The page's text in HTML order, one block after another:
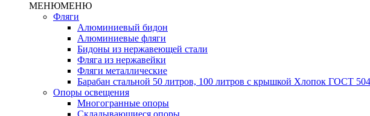
МЕНЮМЕНЮ
Фляги
Алюминиевый бидон
Алюминиевые фляги
Бидоны из нержавеющей стали
Фляга из нержавейки
Фляги металлические
Барабан стальной 50 литров, 100 литров с крышкой Хлопок ГОСТ
Опоры освещения
Многогранные опоры
Складывающиеся опоры